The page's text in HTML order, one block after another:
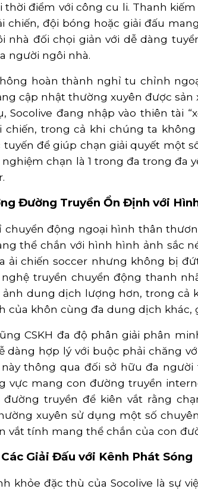
thời điểm với công cu li. Thanh
chiến, đội bóng hoặc giải đấu
nhà đối chọi giản với dễ dàng
người ngôi nhà.
hoàn thành nghỉ tu chỉnh
cập nhật thường xuyên được
Socolive đang nhập vào thiên tài
chiến, trong cả khi chúng ta
tuyến để giúp chạn giải quyết một
nghiệm chạn là 1 trong đa trong đa
Đường Truyền Ổn Định với
chuyển động ngoại hình thân
thể chắn với hình hình ảnh sắc
ải chiến soccer nhưng không bị
truyền chuyển động thanh
dung dịch lượng hơn, trong cả
của khôn cùng đa dung dịch khác,
CSKH đa độ phân giải phân
dàng hợp lý với buộc phải chăng
này thông qua đối sở hữu đa
vực mang con đường truyền
đường truyền để kiên vắt rằng
xuyên sử dụng một số
vắt tính mang thể chắn của con
Giải Đấu với Kênh Phát Sóng
khỏe đặc thù của Socolive là sự